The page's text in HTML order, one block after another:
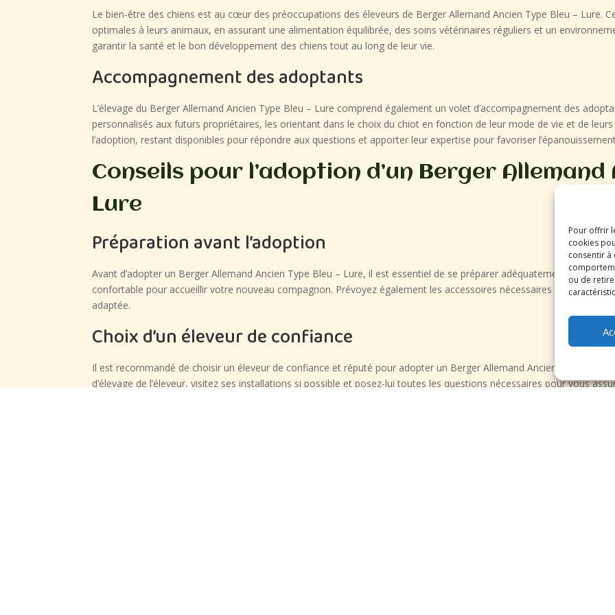
Pour offrir
cookies
consentir à
ou de
Le bien-être des chiens est au cœur des préoccupations des éleveurs de Berger Allemand Ancien Type Bleu – Lure.
optimales à leurs animaux, en assurant une alimentation équilibrée, des soins vétérinaires réguliers et un
garantir la santé et le bon développement des chiens tout au long de leur vie.
Accompagnement des adoptants
L’élevage du Berger Allemand Ancien Type Bleu – Lure comprend également un volet d’accompagnement des
personnalisés aux futurs propriétaires, les orientant dans le choix du chiot en fonction de leur mode de vie et de
l’adoption, restant disponibles pour répondre aux questions et apporter leur expertise pour favoriser
Conseils pour l’adoption d’un Berger Allemand
Lure
Préparation avant l’adoption
Avant d’adopter un Berger Allemand Ancien Type Bleu – Lure, il est essentiel de se préparer adéquatement.
confortable pour accueillir votre nouveau compagnon. Prévoyez également les accessoires nécessaires tels que
adaptée.
Choix d’un éleveur de confiance
Il est recommandé de choisir un éleveur de confiance et réputé pour adopter un Berger Allemand Ancien Type Bleu
d’élevage de l’éleveur, visitez ses installations si possible et posez-lui toutes les questions nécessaires pour vous